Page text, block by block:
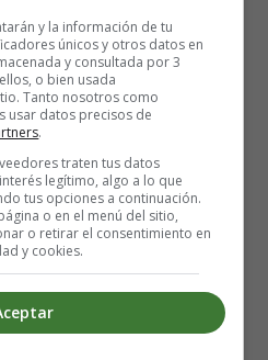
vejiga incluyen fumar,
nocivas, edad
de la vejiga y antecedentes
más comunes del cáncer
la orina suele ser la primera
de vejiga. Según la
y la información de tu
únicos y otros datos en
y consultada por 3
o bien usada
Tanto nosotros como
usar datos precisos de
.
traten tus datos
legítimo, algo a lo que
tus opciones a continuación.
o en el menú del sitio,
o retirar el consentimiento en
y cookies.